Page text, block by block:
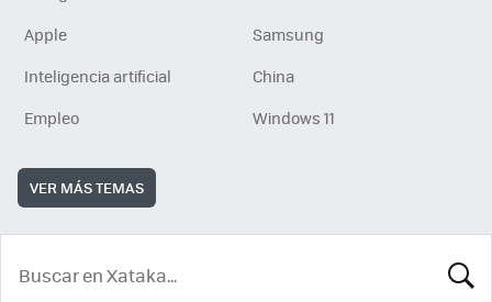
Apple
Samsung
Inteligencia artificial
China
Empleo
Windows 11
VER MÁS TEMAS